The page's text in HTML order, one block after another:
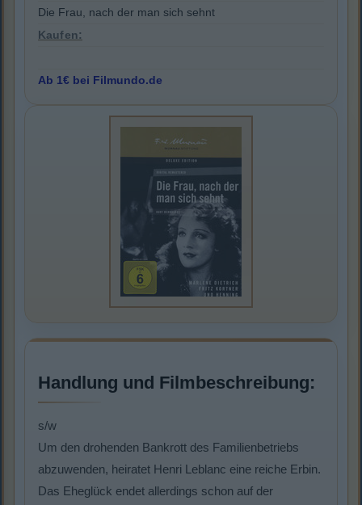
Die Frau, nach der man sich sehnt
Kaufen:
Ab 1€ bei Filmundo.de
Handlung und Filmbeschreibung:
s/w
Um den drohenden Bankrott des Familienbetriebs
abzuwenden, heiratet Henri Leblanc eine reiche Erbin.
Das Eheglück endet allerdings schon auf der